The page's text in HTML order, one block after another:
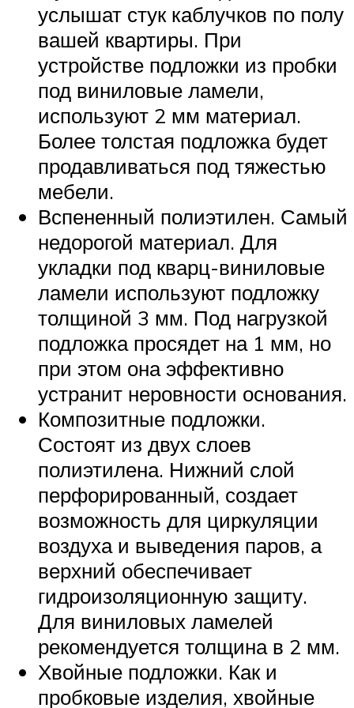
услышат стук каблучков по полу
вашей квартиры. При
устройстве подложки из пробки
под виниловые ламели,
используют 2 мм материал.
Более толстая подложка будет
продавливаться под тяжестью
мебели.
Вспененный полиэтилен. Самый
недорогой материал. Для
укладки под кварц-виниловые
ламели используют подложку
толщиной 3 мм. Под нагрузкой
подложка просядет на 1 мм, но
при этом она эффективно
устранит неровности основания.
Композитные подложки.
Состоят из двух слоев
полиэтилена. Нижний слой
перфорированный, создает
возможность для циркуляции
воздуха и выведения паров, а
верхний обеспечивает
гидроизоляционную защиту.
Для виниловых ламелей
рекомендуется толщина в 2 мм.
Хвойные подложки. Как и
пробковые изделия, хвойные